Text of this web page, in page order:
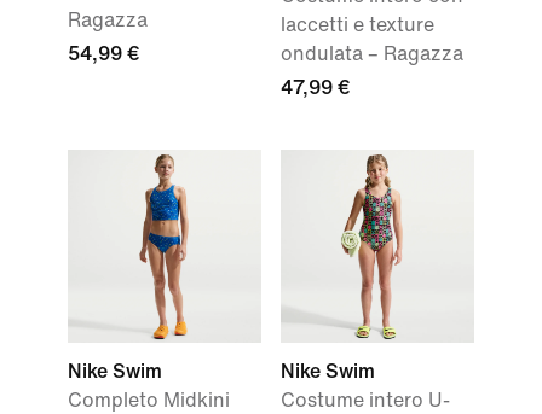
Ragazza
54,99 €
laccetti e texture
ondulata – Ragazza
47,99 €
Nike Swim
Completo Midkini
Nike Swim
Costume intero U-